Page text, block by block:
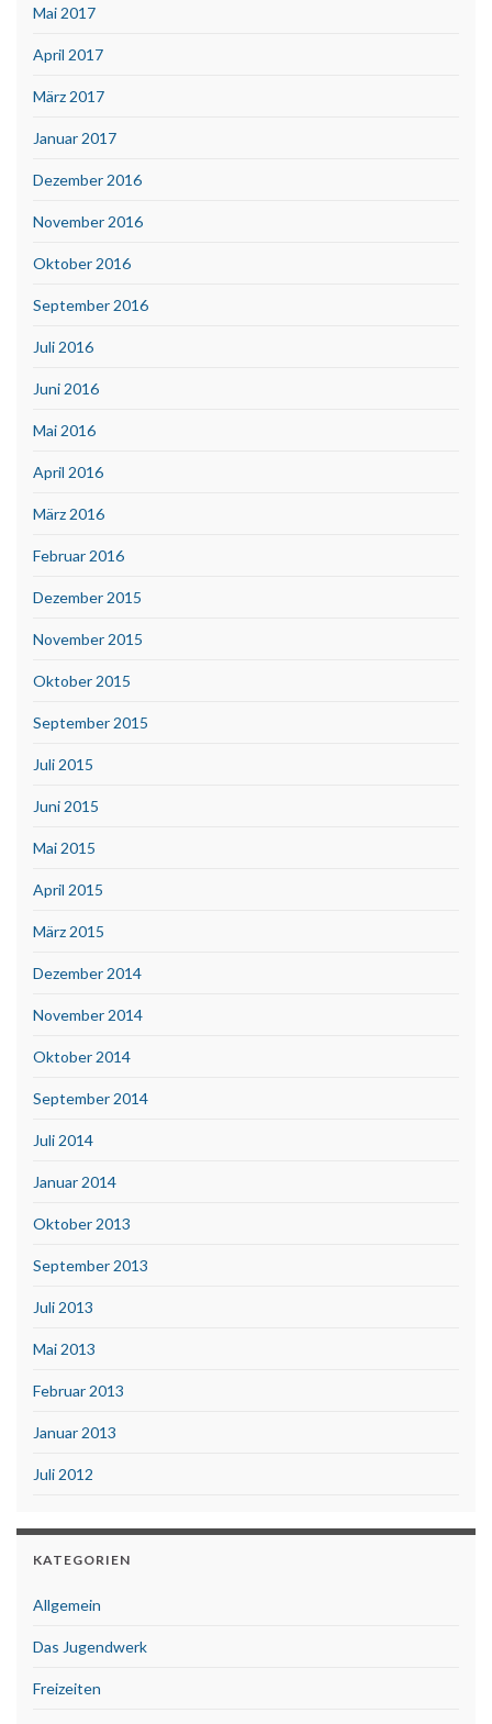
Mai 2017
April 2017
März 2017
Januar 2017
Dezember 2016
November 2016
Oktober 2016
September 2016
Juli 2016
Juni 2016
Mai 2016
April 2016
März 2016
Februar 2016
Dezember 2015
November 2015
Oktober 2015
September 2015
Juli 2015
Juni 2015
Mai 2015
April 2015
März 2015
Dezember 2014
November 2014
Oktober 2014
September 2014
Juli 2014
Januar 2014
Oktober 2013
September 2013
Juli 2013
Mai 2013
Februar 2013
Januar 2013
Juli 2012
KATEGORIEN
Allgemein
Das Jugendwerk
Freizeiten